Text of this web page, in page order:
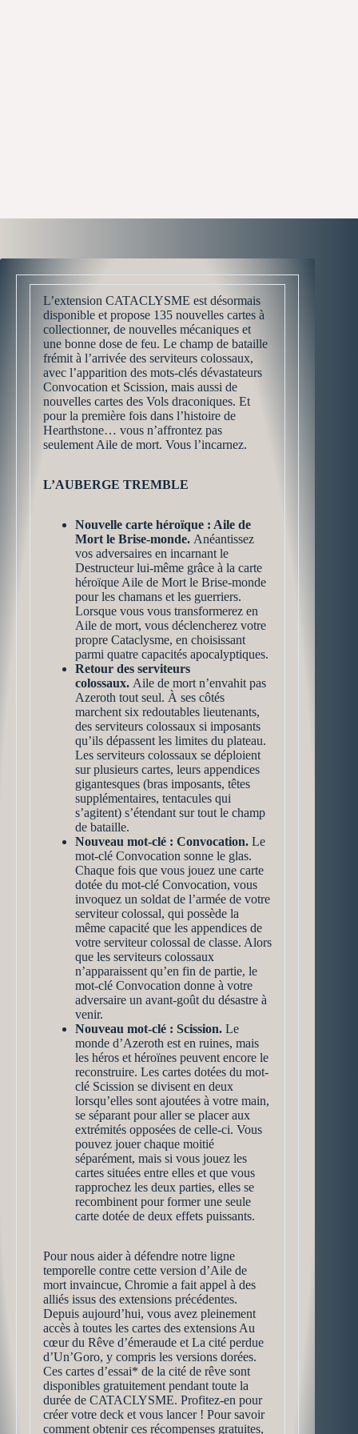
L’extension CATACLYSME est désormais
disponible et propose 135 nouvelles cartes à
collectionner, de nouvelles mécaniques et
une bonne dose de feu. Le champ de bataille
frémit à l’arrivée des serviteurs colossaux,
avec l’apparition des mots-clés dévastateurs
Convocation et Scission, mais aussi de
nouvelles cartes des Vols draconiques. Et
pour la première fois dans l’histoire de
Hearthstone… vous n’affrontez pas
seulement Aile de mort. Vous l’incarnez.
L’AUBERGE TREMBLE
Nouvelle carte héroïque : Aile de
Mort le Brise-monde. Anéantissez
vos adversaires en incarnant le
Destructeur lui-même grâce à la carte
héroïque Aile de Mort le Brise-monde
pour les chamans et les guerriers.
Lorsque vous vous transformerez en
Aile de mort, vous déclencherez votre
propre Cataclysme, en choisissant
parmi quatre capacités apocalyptiques.
Retour des serviteurs
colossaux. Aile de mort n’envahit pas
Azeroth tout seul. À ses côtés
marchent six redoutables lieutenants,
des serviteurs colossaux si imposants
qu’ils dépassent les limites du plateau.
Les serviteurs colossaux se déploient
sur plusieurs cartes, leurs appendices
gigantesques (bras imposants, têtes
supplémentaires, tentacules qui
s’agitent) s’étendant sur tout le champ
de bataille.
Nouveau mot-clé : Convocation. Le
mot-clé Convocation sonne le glas.
Chaque fois que vous jouez une carte
dotée du mot-clé Convocation, vous
invoquez un soldat de l’armée de votre
serviteur colossal, qui possède la
même capacité que les appendices de
votre serviteur colossal de classe. Alors
que les serviteurs colossaux
n’apparaissent qu’en fin de partie, le
mot-clé Convocation donne à votre
adversaire un avant-goût du désastre à
venir.
Nouveau mot-clé : Scission. Le
monde d’Azeroth est en ruines, mais
les héros et héroïnes peuvent encore le
reconstruire. Les cartes dotées du mot-
clé Scission se divisent en deux
lorsqu’elles sont ajoutées à votre main,
se séparant pour aller se placer aux
extrémités opposées de celle-ci. Vous
pouvez jouer chaque moitié
séparément, mais si vous jouez les
cartes situées entre elles et que vous
rapprochez les deux parties, elles se
recombinent pour former une seule
carte dotée de deux effets puissants.
Pour nous aider à défendre notre ligne
temporelle contre cette version d’Aile de
mort invaincue, Chromie a fait appel à des
alliés issus des extensions précédentes.
Depuis aujourd’hui, vous avez pleinement
accès à toutes les cartes des extensions Au
cœur du Rêve d’émeraude et La cité perdue
d’Un’Goro, y compris les versions dorées.
Ces cartes d’essai* de la cité de rêve sont
disponibles gratuitement pendant toute la
durée de CATACLYSME. Profitez-en pour
créer votre deck et vous lancer ! Pour savoir
comment obtenir ces récompenses gratuites,